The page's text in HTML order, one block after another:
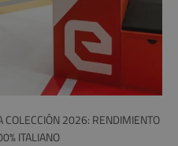
COLECCIÓN 2026: RENDIMIENTO
ITALIANO